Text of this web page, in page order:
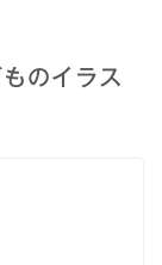
のイラス